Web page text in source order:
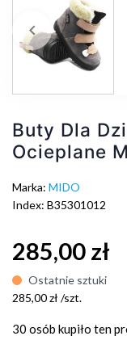
keyboard_arrow_left
Buty Dla
Ocieplane
Marka: MIDO
Index: B35301012
285,00 zł
Ostatnie sztuki
285,00 zł /szt.
30 osób kupiło ten